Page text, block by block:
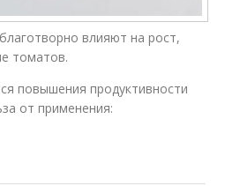
влияют на рост,
томатов.
повышения продуктивности
от применения: